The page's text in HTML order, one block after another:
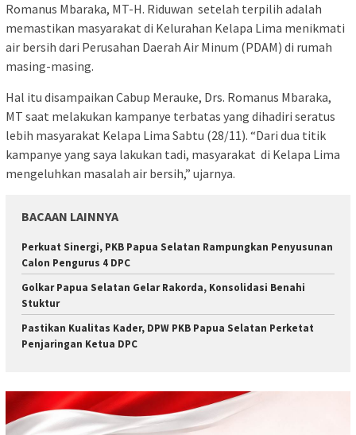
Romanus Mbaraka, MT-H. Riduwan setelah terpilih adalah
memastikan masyarakat di Kelurahan Kelapa Lima menikmati
air bersih dari Perusahan Daerah Air Minum (PDAM) di rumah
masing-masing.
Hal itu disampaikan Cabup Merauke, Drs. Romanus Mbaraka,
MT saat melakukan kampanye terbatas yang dihadiri seratus
lebih masyarakat Kelapa Lima Sabtu (28/11). “Dari dua titik
kampanye yang saya lakukan tadi, masyarakat di Kelapa Lima
mengeluhkan masalah air bersih,” ujarnya.
BACAAN LAINNYA
Perkuat Sinergi, PKB Papua Selatan Rampungkan Penyusunan
Calon Pengurus 4 DPC
Golkar Papua Selatan Gelar Rakorda, Konsolidasi Benahi
Stuktur
Pastikan Kualitas Kader, DPW PKB Papua Selatan Perketat
Penjaringan Ketua DPC